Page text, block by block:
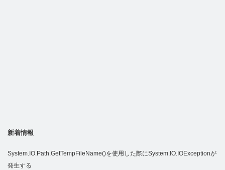
新着情報
System.IO.Path.GetTempFileName()を使用した際にSystem.IO.IOExceptionが
発生する